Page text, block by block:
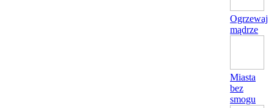
Ogrzewaj
mądrze
Miasta
bez
smogu